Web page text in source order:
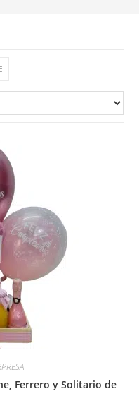
Ferrero y Solitario de